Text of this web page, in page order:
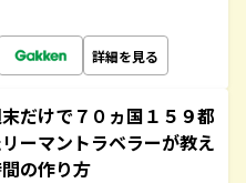
詳細を見る
だけで７０ヵ国１５９都
ーマントラベラーが教え
の作り方